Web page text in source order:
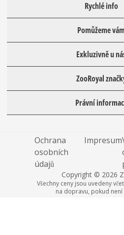
Rychlé info
Pomůžeme vám
Exkluzivně u
ZooRoyal
Právní
Ochrana
osobních
údajů
Impresum
Copyright © 2026
Všechny ceny jsou uvedeny
na dopravu, pokud není